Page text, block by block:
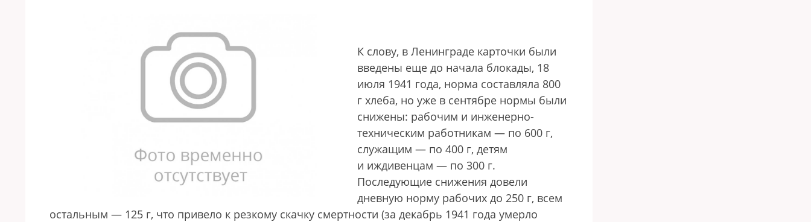
К слову, в Ленинграде карточки были
введены еще до начала блокады, 18
июля 1941 года, норма составляла 800
г хлеба, но уже в сентябре нормы были
снижены: рабочим и инженерно-
техническим работникам — по 600 г,
служащим — по 400 г, детям
и иждивенцам — по 300 г.
Последующие снижения довели
дневную норму рабочих до 250 г, всем
остальным — 125 г, что привело к резкому скачку смертности (за декабрь 1941 года умерло